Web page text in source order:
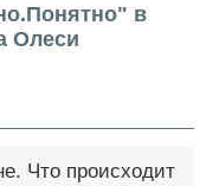
в
Олеси
Что происходит